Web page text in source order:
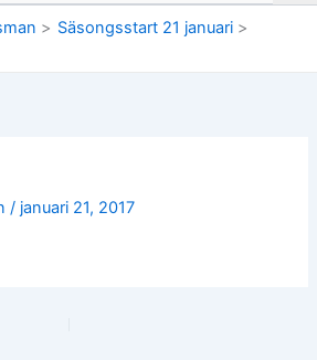
Säsongsstart 21 januari
/ januari 21, 2017